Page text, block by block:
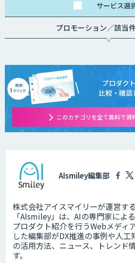
サービス選
プロモーション／該当
プロダク
比較・確
このカテゴリを全て無料で資
AIsmiley編集部
株式会社アイスマイリーが運営す
「AIsmiley」は、AIの専門家によ
プロダクト紹介を行うWebメディ
した編集部がDX推進の事例や人
の活用方法、ニュース、トレンド
す。